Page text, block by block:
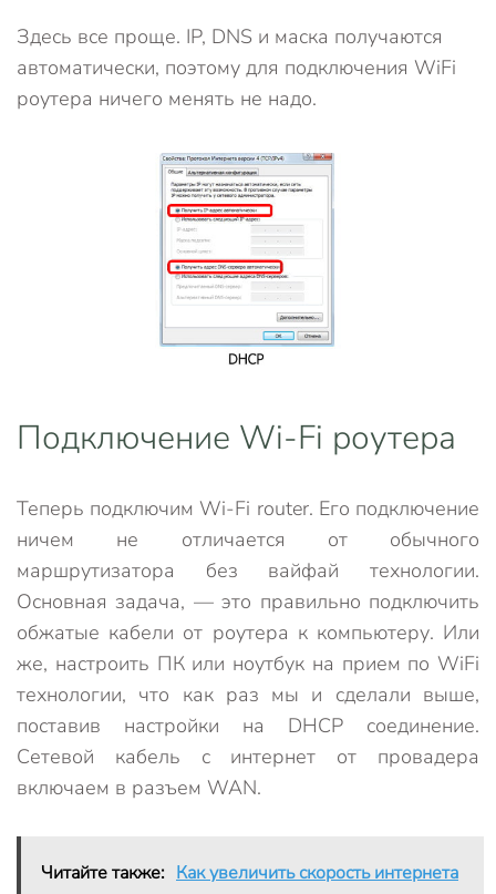
Здесь все проще. IP, DNS и маска получаются
автоматически, поэтому для подключения WiFi
роутера ничего менять не надо.
Подключение Wi-Fi роутера
Теперь подключим Wi-Fi router. Его подключение
ничем не отличается от обычного
маршрутизатора без вайфай технологии.
Основная задача, — это правильно подключить
обжатые кабели от роутера к компьютеру. Или
же, настроить ПК или ноутбук на прием по WiFi
технологии, что как раз мы и сделали выше,
поставив настройки на DHCP соединение.
Сетевой кабель с интернет от провадера
включаем в разъем WAN.
Читайте также: Как увеличить скорость интернета